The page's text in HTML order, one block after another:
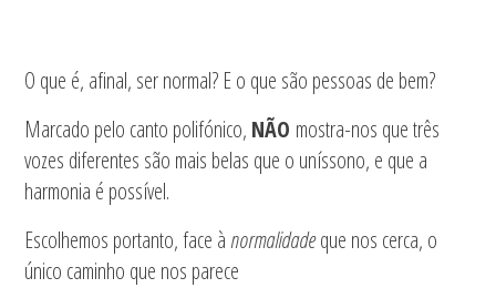
O que é, afinal, ser normal? E o que são pessoas de bem?
Marcado pelo canto polifónico, NÃO mostra-nos que três
vozes diferentes são mais belas que o uníssono, e que a
harmonia é possível.
Escolhemos portanto, face ànormalidadeque nos cerca, o
único caminho que nos parece